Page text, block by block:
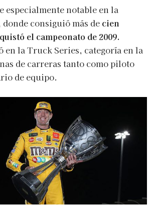
especialmente notable en la
consiguió más de cien
el campeonato de 2009.
la Truck Series, categoría en la
de carreras tanto como piloto
de equipo.